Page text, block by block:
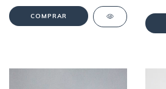
COMPRAR